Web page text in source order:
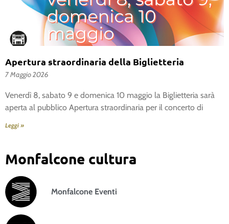
Apertura straordinaria della Biglietteria
7 Maggio 2026
Venerdì 8, sabato 9 e domenica 10 maggio la Biglietteria sarà
aperta al pubblico Apertura straordinaria per il concerto di
Leggi »
Monfalcone cultura
Monfalcone Eventi